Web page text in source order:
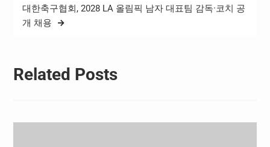
대한축구협회, 2028 LA 올림픽 남자 대표팀 감독·코치 공
개 채용
Related Posts